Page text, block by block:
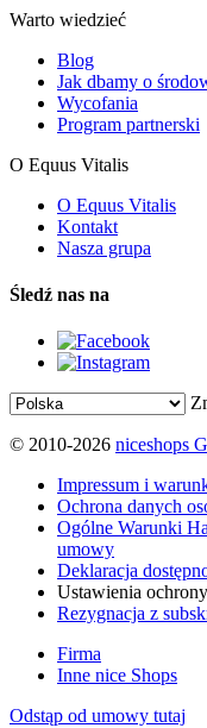
Warto wiedzieć
Blog
Jak dbamy o
Wycofania
Program partnerski
O Equus Vitalis
O Equus Vitalis
Kontakt
Nasza grupa
Śledź nas na
© 2010-2026 niceshops
Impressum i
Ochrona danych
Ogólne Warunki
umowy
Deklaracja
Ustawienia
Rezygnacja z
Firma
Inne nice Shops
Odstąp od umowy tutaj